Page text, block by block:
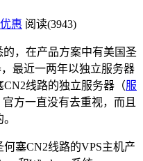
惠 阅读(3943)
的，在产品方案中有美国圣
最近一两年以独立服务器
线路的独立服务器（服
方一直没有去重视，而且
塞CN2线路的VPS主机产